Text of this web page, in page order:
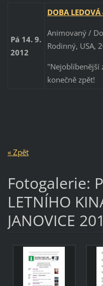
Pá 14. 9.
2012
DOBA LEDOVÁ
Animovaný /
Rodinný, USA,
"Nejoblíbenější
konečně zpět!
« Zpět
Fotogalerie:
LETNÍHO
JANOVICE